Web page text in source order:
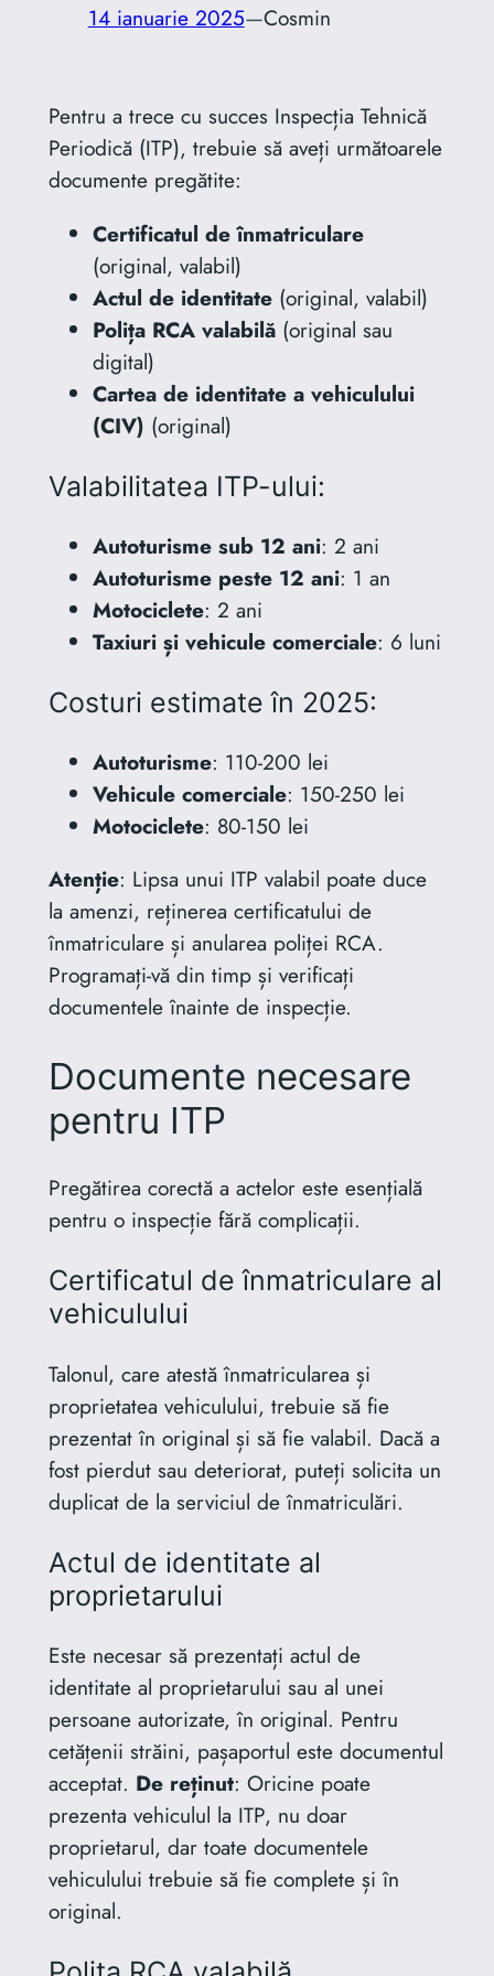
14 ianuarie 2025—Cosmin
Pentru a trece cu succes Inspecția Tehnică
Periodică (ITP), trebuie să aveți următoarele
documente pregătite:
Certificatul de înmatriculare
(original, valabil)
Actul de identitate(original, valabil)
Polița RCA valabilă(original sau
digital)
Cartea de identitate a vehiculului
(CIV) (original)
Valabilitatea ITP-ului:
Autoturisme sub 12 ani: 2 ani
Autoturisme peste 12 ani: 1 an
Motociclete: 2 ani
Taxiuri și vehicule comerciale: 6 luni
Costuri estimate în 2025:
Autoturisme: 110-200 lei
Vehicule comerciale: 150-250 lei
Motociclete: 80-150 lei
Atenție: Lipsa unui ITP valabil poate duce
la amenzi, reținerea certificatului de
înmatriculare și anularea poliței RCA.
Programați-vă din timp și verificați
documentele înainte de inspecție.
Documente necesare
pentru ITP
Pregătirea corectă a actelor este esențială
pentru o inspecție fără complicații.
Certificatul de înmatriculare al
vehiculului
Talonul, care atestă înmatricularea și
proprietatea vehiculului, trebuie să fie
prezentat în original și să fie valabil. Dacă a
fost pierdut sau deteriorat, puteți solicita un
duplicat de la serviciul de înmatriculări.
Actul de identitate al
proprietarului
Este necesar să prezentați actul de
identitate al proprietarului sau al unei
persoane autorizate, în original. Pentru
cetățenii străini, pașaportul este documentul
acceptat. De reținut: Oricine poate
prezenta vehiculul la ITP, nu doar
proprietarul, dar toate documentele
vehiculului trebuie să fie complete și în
original.